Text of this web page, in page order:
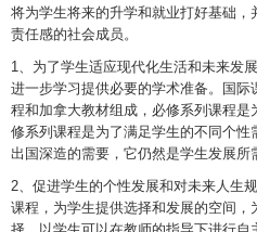
将为学生将来的升学和就业打好基础
责任感的社会成员。
1、为了学生适应现代化生活和未来发
进一步学习提供必要的学术准备。国
程和加拿大教材组成，必修系列课程
修系列课程是为了满足学生的不同个
出国深造的需要，它仍然是学生发展所
2、促进学生的个性发展和对未来人生
课程，为学生提供选择和发展的空间